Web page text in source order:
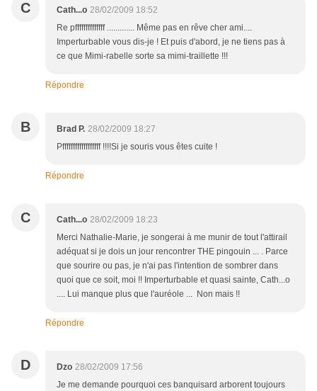
C Cath...o 28/02/2009 18:52
Re pffffffffffffff ............. Même pas en rêve cher ami....
Imperturbable vous dis-je ! Et puis d'abord, je ne tiens pas à
ce que Mimi-rabelle sorte sa mimi-traillette !!!
Répondre
B Brad P. 28/02/2009 18:27
Pffffffffffffffffff !!!!Si je souris vous êtes cuite !
Répondre
C Cath...o 28/02/2009 18:23
Merci Nathalie-Marie, je songerai à me munir de tout l'attirail
adéquat si je dois un jour rencontrer THE pingouin ... . Parce
que sourire ou pas, je n'ai pas l'intention de sombrer dans
quoi que ce soit, moi !! Imperturbable et quasi sainte, Cath...o
.... Lui manque plus que l'auréole ... Non mais !!
Répondre
D Dzo 28/02/2009 17:56
Je me demande pourquoi ces banquisard arborent toujours